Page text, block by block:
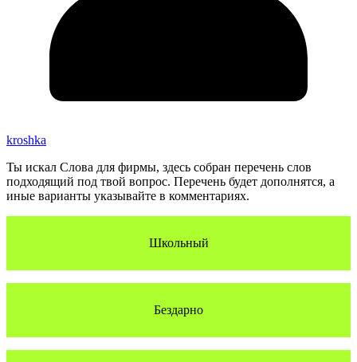
kroshka
Ты искал Слова для фирмы, здесь собран перечень слов
подходящий под твой вопрос. Перечень будет дополнятся, а
иные варианты указывайте в комментариях.
Школьный
Бездарно